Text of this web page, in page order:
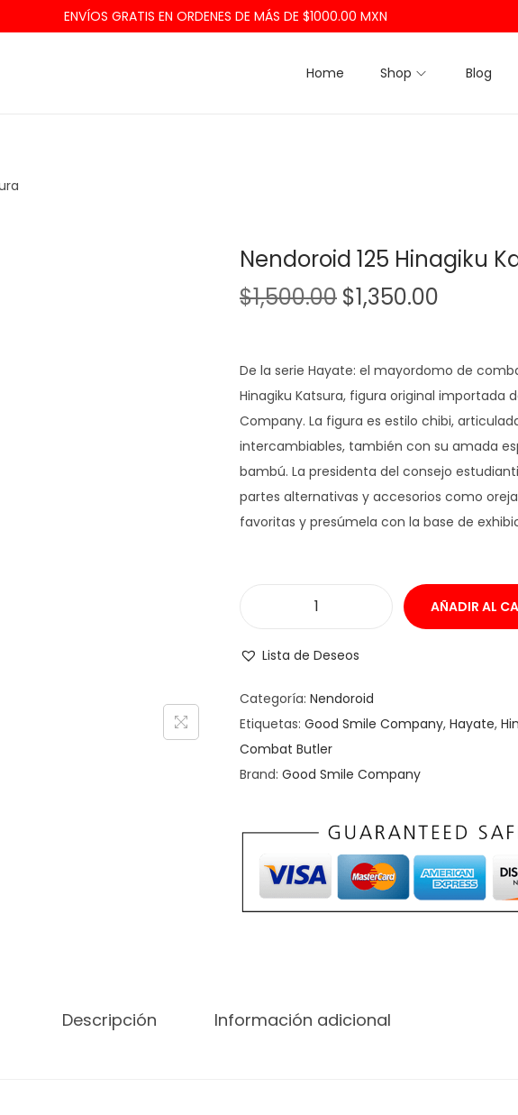
ENVÍOS GRATIS EN ORDENES DE MÁS DE $1000.00 MXN
Home Shop Blog
Nendoroid 125 Hinagiku
$1,500.00 $1,350.00
De la serie Hayate: el mayordomo de
Hinagiku Katsura, figura original importada
Company. La figura es estilo chibi,
intercambiables, también con su amada
bambú. La presidenta del consejo
partes alternativas y accesorios como
favoritas y presúmela con la base de
AÑADIR AL
Lista de Deseos
Categoría: Nendoroid
Etiquetas: Good Smile Company, Hayate,
Combat Butler
Brand: Good Smile Company
Descripción Información adicional